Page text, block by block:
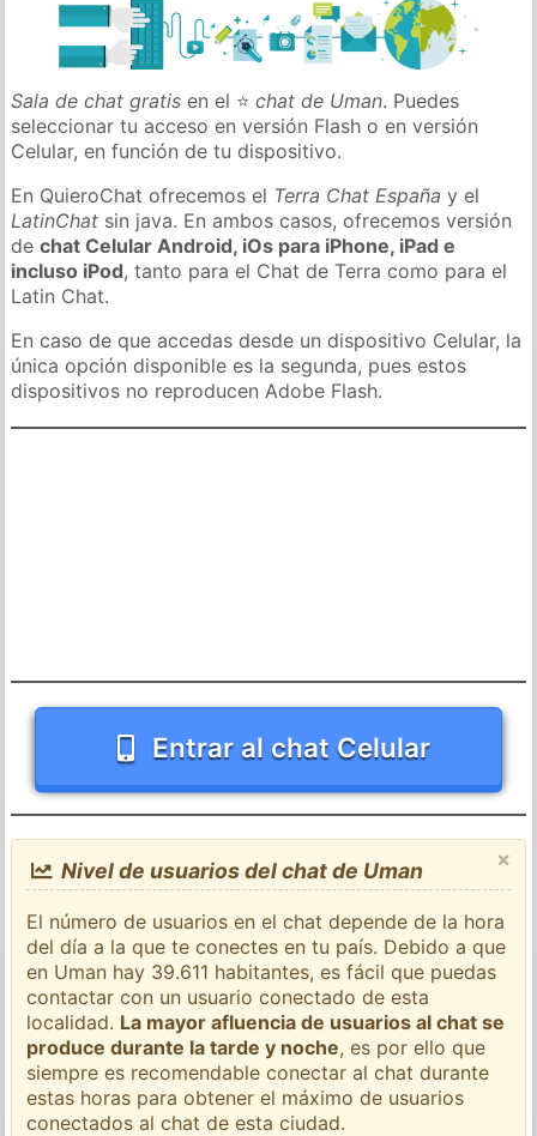
Sala de chat gratis en el ⭐chat de Uman. Puedes
seleccionar tu acceso en versión Flash o en versión
Celular, en función de tu dispositivo.
En QuieroChat ofrecemos el Terra Chat España y el
LatinChat sin java. En ambos casos, ofrecemos versión
dechat Celular Android, iOs para iPhone, iPad e
incluso iPod, tanto para el Chat de Terra como para el
Latin Chat.
En caso de que accedas desde un dispositivo Celular, la
única opción disponible es la segunda, pues estos
dispositivos no reproducen Adobe Flash.
Entrar al chat Celular
×
Nivel de usuarios del chat de Uman
El número de usuarios en el chat depende de la hora
del día a la que te conectes en tu país. Debido a que
en Uman hay 39.611 habitantes, es fácil que puedas
contactar con un usuario conectado de esta
localidad. La mayor afluencia de usuarios al chat se
produce durante la tarde y noche, es por ello que
siempre es recomendable conectar al chat durante
estas horas para obtener el máximo de usuarios
conectados al chat de esta ciudad.